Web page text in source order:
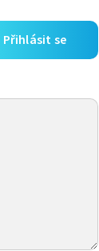
Přihlásit se